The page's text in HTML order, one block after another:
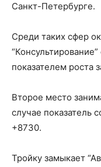
Санкт-Петербурге.
Среди таких сфер
показателем роста
Второе место
случае показатель
+8730.
Тройку замыкает